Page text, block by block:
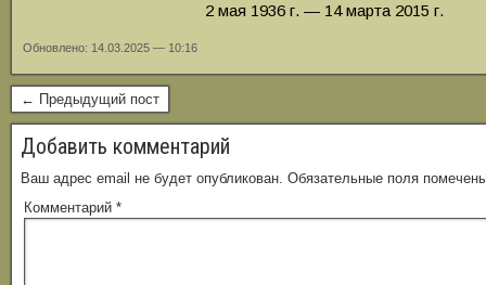
2 мая 1936 г. — 14 марта 2015 г.
Обновлено: 14.03.2025 — 10:16
← Предыдущий пост
Добавить комментарий
Ваш адрес email не будет опубликован. Обязательные поля
Комментарий *